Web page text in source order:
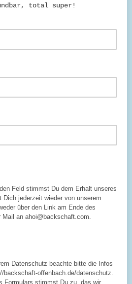
total super!
Feld stimmst Du dem Erhalt unseres
Dich jederzeit wieder von unserem
über den Link am Ende des
Mail an ahoi@backschaft.com.
Datenschutz beachte bitte die Infos
backschaft-offenbach.de/datenschutz.
Formulars stimmst Du zu, das wir